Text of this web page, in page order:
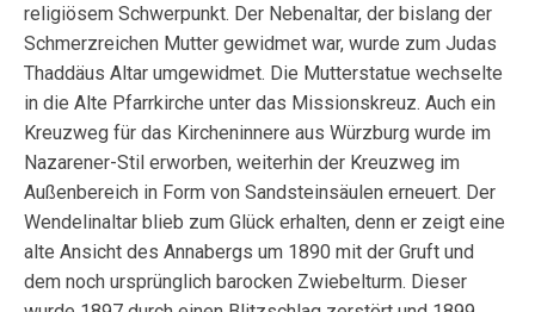
religiösem Schwerpunkt. Der Nebenaltar, der bislang der
Schmerzreichen Mutter gewidmet war, wurde zum Judas
Thaddäus Altar umgewidmet. Die Mutterstatue wechselte
in die Alte Pfarrkirche unter das Missionskreuz. Auch ein
Kreuzweg für das Kircheninnere aus Würzburg wurde im
Nazarener-Stil erworben, weiterhin der Kreuzweg im
Außenbereich in Form von Sandsteinsäulen erneuert. Der
Wendelinaltar blieb zum Glück erhalten, denn er zeigt eine
alte Ansicht des Annabergs um 1890 mit der Gruft und
dem noch ursprünglich barocken Zwiebelturm. Dieser